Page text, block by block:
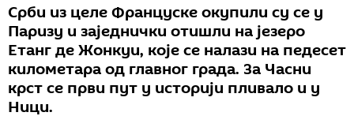
Срби из целе Француске окупили су се у
Паризу и заједнички отишли на језеро
Етанг де Жонкуи, које се налази на педесет
километара од главног града. За Часни
крст се први пут у историји пливало и у
Ници.